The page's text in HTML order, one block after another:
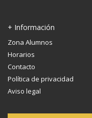
+ Información
Zona Alumnos
Horarios
Contacto
Política de privacidad
Aviso legal